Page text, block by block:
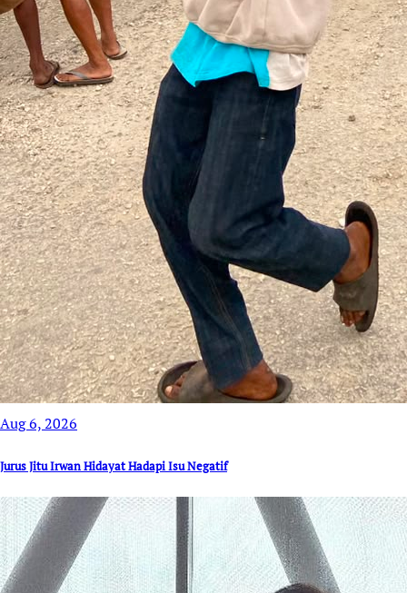
Aug 6, 2026
Jurus Jitu Irwan Hidayat Hadapi Isu Negatif